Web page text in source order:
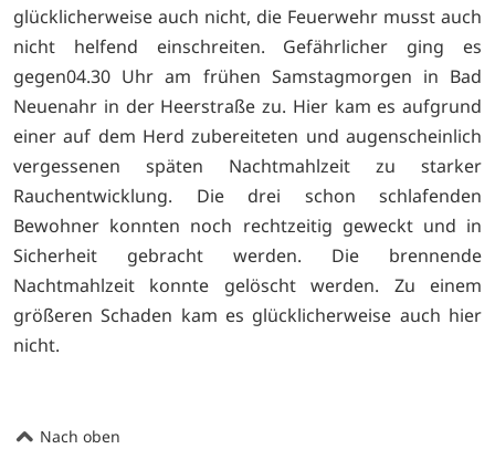
glücklicherweise auch nicht, die Feuerwehr musst auch
nicht helfend einschreiten. Gefährlicher ging es
gegen04.30 Uhr am frühen Samstagmorgen in Bad
Neuenahr in der Heerstraße zu. Hier kam es aufgrund
einer auf dem Herd zubereiteten und augenscheinlich
vergessenen späten Nachtmahlzeit zu starker
Rauchentwicklung. Die drei schon schlafenden
Bewohner konnten noch rechtzeitig geweckt und in
Sicherheit gebracht werden. Die brennende
Nachtmahlzeit konnte gelöscht werden. Zu einem
größeren Schaden kam es glücklicherweise auch hier
nicht.
Nach oben